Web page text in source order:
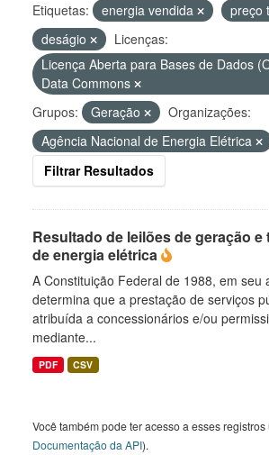
Etiquetas: energia vendida
preço
deságio
Licenças:
Licença Aberta para Bases de Dados
Data Commons
Grupos:
Geração
Organizações:
Agência Nacional de Energia Elétrica
Filtrar Resultados
Resultado de leilões de geração
de energia elétrica
A Constituição Federal de 1988, em seu
determina que a prestação de serviços
atribuída a concessionários e/ou
mediante...
PDF CSV
Você também pode ter acesso a esses registros
Documentação da API).